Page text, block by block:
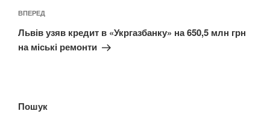
Наступний
запис
ВПЕРЕД
Львів узяв кредит в «Укргазбанку» на 650,5 млн грн
на міські ремонти
Пошук